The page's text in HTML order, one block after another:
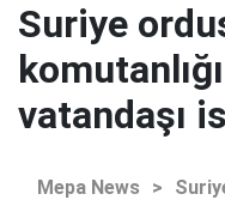
Suriye
vatandaşı
Mepa News >